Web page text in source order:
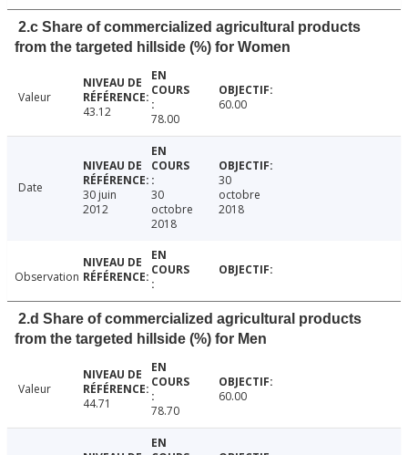
2.c Share of commercialized agricultural products
from the targeted hillside (%) for Women
Valeur
43.12
78.00
60.00
Date
30 juin
2012
30
octobre
2018
30
octobre
2018
Observation
2.d Share of commercialized agricultural products
from the targeted hillside (%) for Men
Valeur
44.71
78.70
60.00